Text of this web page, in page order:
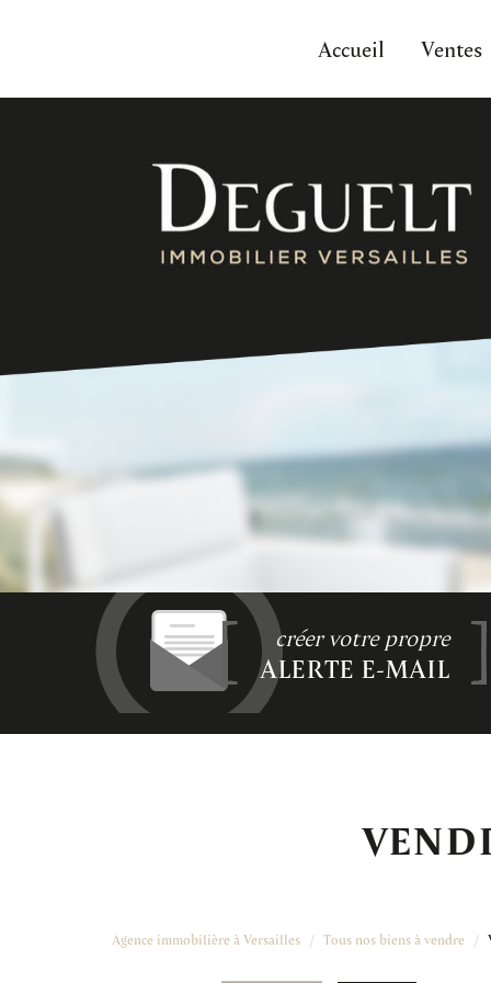
Accueil Ventes
créer votre propre
ALERTE E-MAIL
Agence immobilière à Versailles Tous nos biens à vendre